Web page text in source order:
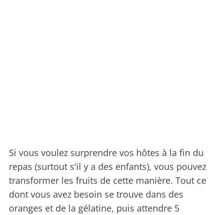
Si vous voulez surprendre vos hôtes à la fin du
repas (surtout s'il y a des enfants), vous pouvez
transformer les fruits de cette manière. Tout ce
dont vous avez besoin se trouve dans des
oranges et de la gélatine, puis attendre 5